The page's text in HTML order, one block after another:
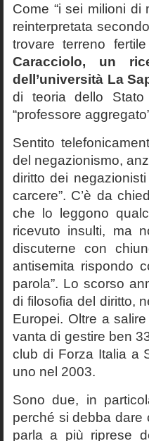
Come “i sei milioni di
reinterpretata
trovare terreno
Caracciolo, un
dell’università La
di teoria dello
“professore
Sentito
del negazionismo,
diritto dei
carcere”. C’è da
che lo leggono
ricevuto insulti, ma
discuterne con
antisemita rispondo
parola”. Lo scorso
di filosofia del diritto,
Europei. Oltre a
vanta di gestire ben
club di Forza Italia a
uno nel 2003.
Sono due, in
perché si debba dare
parla a più riprese